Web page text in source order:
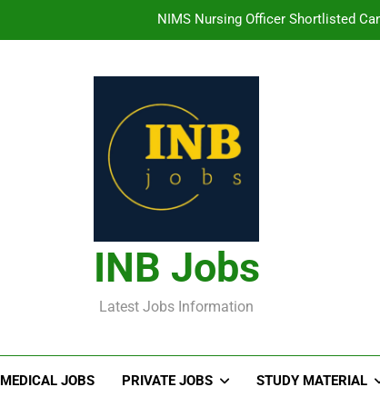
తిరుమల తిరుపతి దేవస్థానం సంస్థలో
NIMS Nursing Officer Shortlisted
తిరుమల తిరుపతి దేవస్థానం సంస్థలో ఉద్యోగాలు
INB Jobs
Latest Jobs Information
MEDICAL JOBS PRIVATE JOBS STUDY MATERIAL